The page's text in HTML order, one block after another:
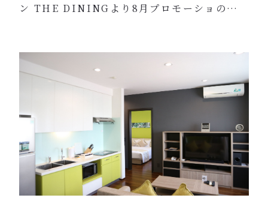
ン THE DININGより8月プロモーショのご案
冷やし中華、冷やし蕎麦）始めます！
（※コロナウイルス感染症対策として、ハノ
イ市内の制限が解除されるまではテイクアウ
トのご利用のみとなります。）
また、8月23日よりTHE DININGオリジナル
月餅を販売開始いたします♪ぜひお手土産...